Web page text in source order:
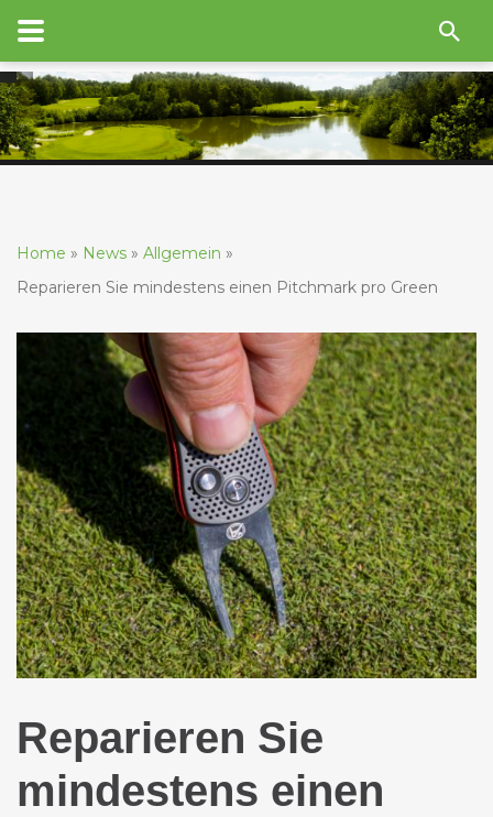
Home » News » Allgemein »
Reparieren Sie mindestens einen Pitchmark pro Green
Reparieren Sie
mindestens einen